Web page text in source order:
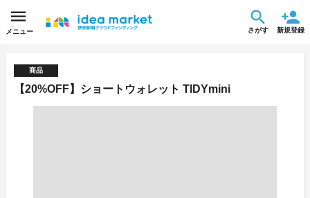
メニュー さがす 新規登録
商品
【20%OFF】ショートウォレット TIDYmini